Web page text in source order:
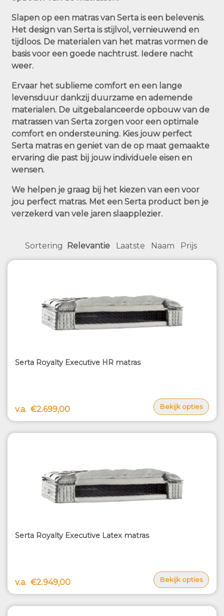
Slapen op een matras van Serta is een belevenis.
Het design van Serta is stijlvol, vernieuwend en
tijdloos. De materialen van het matras vormen de
basis voor een goede nachtrust. Iedere nacht
weer.
Ervaar het sublieme comfort en een lange
levensduur dankzij duurzame en ademende
materialen. De uitgebalanceerde opbouw van de
matrassen van Serta zorgen voor een optimale
comfort en ondersteuning. Kies jouw perfect
Serta matras en geniet van de op maat gemaakte
ervaring die past bij jouw individuele eisen en
wensen.
We helpen je graag bij het kiezen van een voor
jou perfect matras. Met een Serta product ben je
verzekerd van vele jaren slaapplezier.
Sortering Relevantie Laatste Naam Prijs
Serta Royalty Executive HR matras
v.a. €2.699,00 Bekijk opties
Serta Royalty Executive Latex matras
v.a. €2.949,00 Bekijk opties